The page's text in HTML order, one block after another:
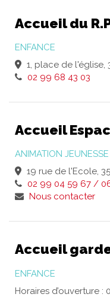
Accueil du
ENFANCE
1, place de l'église,
02 99 68 43 03
Accueil
ANIMATION JEUNESSE
19 rue de l'Ecole,
02 99 04 59 67 /
Nous contacter
Accueil
ENFANCE
Horaires d’ouverture :